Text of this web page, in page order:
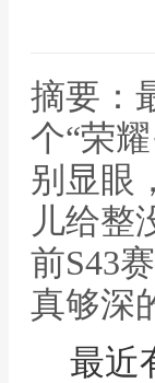
摘要：
个“荣
别显眼
儿给整
前S43
真够深
最近